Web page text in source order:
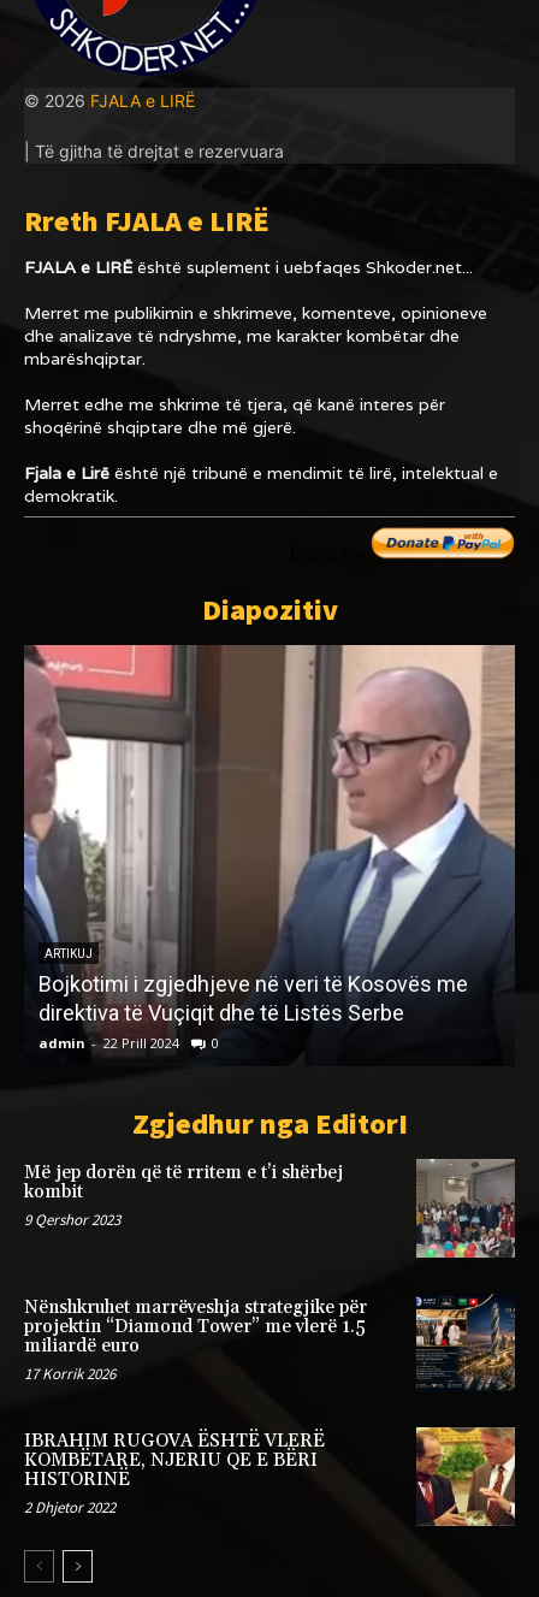
© 2026 FJALA e LIRË
| Të gjitha të drejtat e rezervuara
Rreth FJALA e LIRË
FJALA e LIRËështë suplement i uebfaqes Shkoder.net...
Merret me publikimin e shkrimeve, komenteve, opinioneve
dhe analizave të ndryshme, me karakter kombëtar dhe
mbarëshqiptar.
Merret edhe me shkrime të tjera, që kanë interes për
shoqërinë shqiptare dhe më gjerë.
Fjala e Lirë është një tribunë e mendimit të lirë, intelektual e
demokratik.
Diapozitiv
ARTIKUJ
AUSTRIA – VENDI I ARTIT DHE KULTURËS
admin - 22 Tetor 2024
Zgjedhur nga EditorI
Më jep dorën që të rritem e t’i shërbej
kombit
9 Qershor 2023
Nënshkruhet marrëveshja strategjike për
projektin “Diamond Tower” me vlerë 1.5
miliardë euro
17 Korrik 2026
IBRAHIM RUGOVA ËSHTË VLERË
KOMBËTARE, NJERIU QE E BËRI
HISTORINË
2 Dhjetor 2022